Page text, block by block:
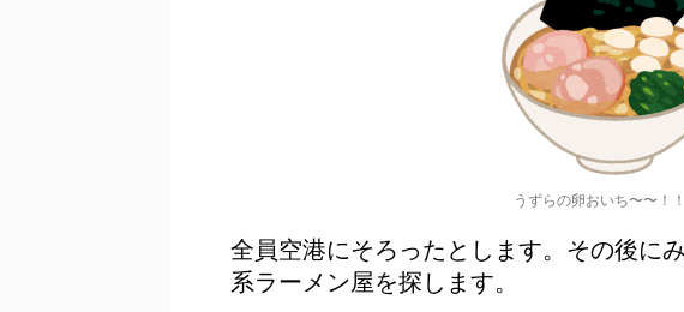
うずらの卵おいち〜〜！
全員空港にそろったとします。その後に
系ラーメン屋を探します。